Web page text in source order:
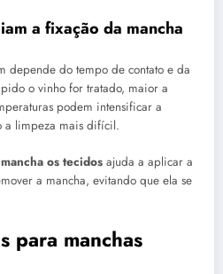
a fixação da mancha
depende do tempo de contato e da
o vinho for tratado, maior a
podem intensificar a
a limpeza mais difícil.
os tecidos ajuda a aplicar a
a mancha, evitando que ela se
para manchas